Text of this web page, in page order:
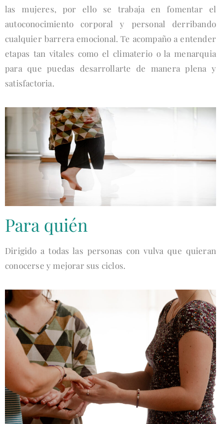
las mujeres, por ello se trabaja en fomentar el
autoconocimiento corporal y personal derribando
cualquier barrera emocional. Te acompaño a entender
etapas tan vitales como el climaterio o la menarquia
para que puedas desarrollarte de manera plena y
satisfactoria.
Para quién
Dirigido a todas las personas con vulva que quieran
conocerse y mejorar sus ciclos.